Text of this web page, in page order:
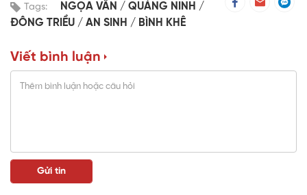
Tags: NGỌA VÂN
QUẢNG NINH
ĐÔNG TRIỀU
AN SINH BÌNH KHÊ
Viết bình luận